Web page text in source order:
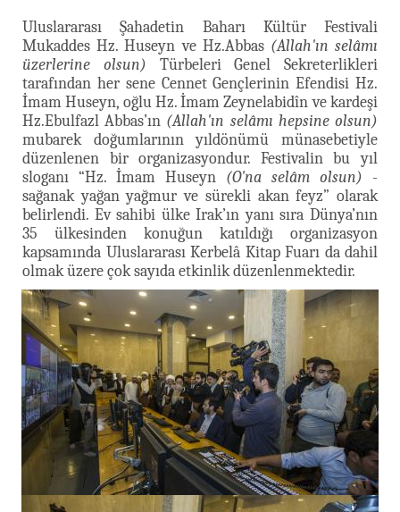
Uluslararası Şahadetin Baharı Kültür Festivali
Mukaddes Hz. Huseyn ve Hz.Abbas (Allah'ın selâmı
üzerlerine olsun)
Türbeleri Genel Sekreterlikleri
tarafından her sene Cennet Gençlerinin Efendisi Hz.
İmam Huseyn, oğlu Hz. İmam Zeynelabidîn ve kardeşi
Hz.Ebulfazl Abbas’ın (Allah'ın selâmı hepsine olsun)
mubarek doğumlarının yıldönümü münasebetiyle
düzenlenen bir organizasyondur. Festivalin bu yıl
sloganı “Hz. İmam Huseyn (O'na selâm olsun) -
sağanak yağan yağmur ve sürekli akan feyz” olarak
belirlendi. Ev sahibi ülke Irak’ın yanı sıra Dünya’nın
35 ülkesinden konuğun katıldığı organizasyon
kapsamında Uluslararası Kerbelâ Kitap Fuarı da dahil
olmak üzere çok sayıda etkinlik düzenlenmektedir.